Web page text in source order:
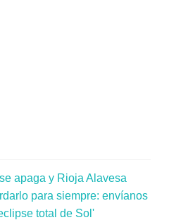
apaga y Rioja Alavesa
para siempre: envíanos
total de Sol'